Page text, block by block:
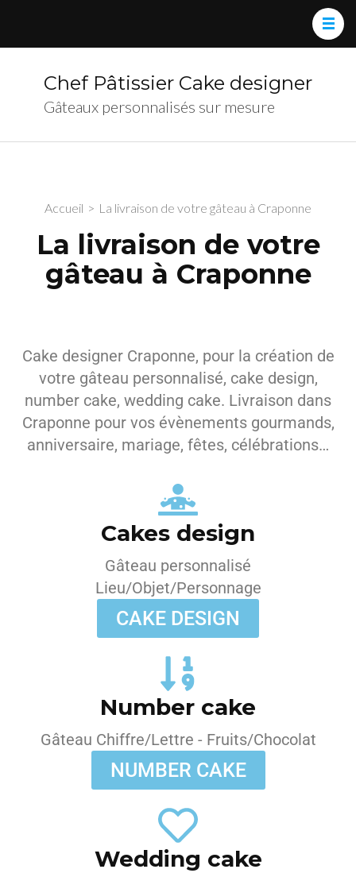
Chef Pâtissier Cake designer
Gâteaux personnalisés sur mesure
Accueil > La livraison de votre gâteau à Craponne
La livraison de votre
gâteau à Craponne
Cake designer Craponne, pour la création de
votre gâteau personnalisé, cake design,
number cake, wedding cake. Livraison dans
Craponne pour vos évènements gourmands,
anniversaire, mariage, fêtes, célébrations…
Cakes design
Gâteau personnalisé
Lieu/Objet/Personnage
CAKE DESIGN
Number cake
Gâteau Chiffre/Lettre - Fruits/Chocolat
NUMBER CAKE
Wedding cake